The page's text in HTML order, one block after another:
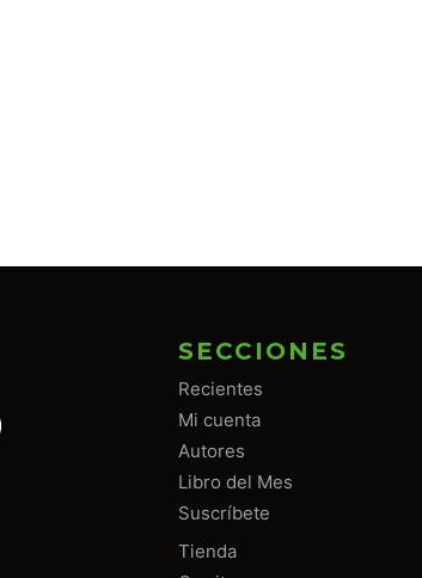
SECCIONES
Recientes
Mi cuenta
Autores
Libro del Mes
Suscríbete
Tienda